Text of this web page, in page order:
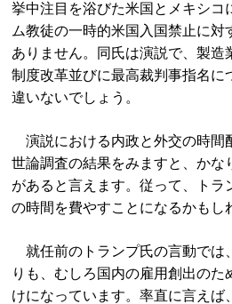
挙中注目を浴びた米国とメキシコ
ム教徒の一時的米国入国禁止に対
ありません。同氏は演説で、製造
制度改革並びに最高裁判事指名に
違いないでしょう。
演説における内政と外交の時間
世論調査の結果をみますと、かな
があると言えます。従って、トラ
の時間を費やすことになるかもし
就任前のトランプ氏の言動では
りも、むしろ国内の雇用創出の
けになっています。率直に言えば